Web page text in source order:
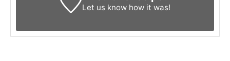
Let us knowhow it was!